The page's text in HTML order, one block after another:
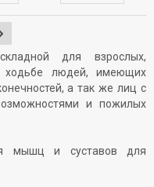
для взрослых,
ходьбе людей, имеющих
а так же лиц с
и пожилых
мышц и суставов для